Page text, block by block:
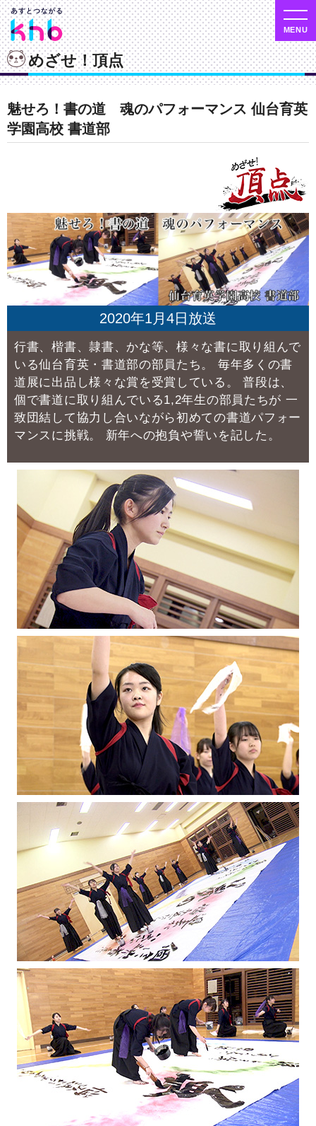
めざせ！頂点
魅せろ！書の道 魂のパフォーマンス 仙台育英
学園高校 書道部
2020年1月4日放送
行書、楷書、隷書、かな等、様々な書に取り組んで
いる仙台育英・書道部の部員たち。
毎年多くの書
道展に出品し様々な賞を受賞している。
普段は、
個で書道に取り組んでいる1,2年生の部員たちが 一
致団結して協力し合いながら初めての書道パフォー
マンスに挑戦。
新年への抱負や誓いを記した。